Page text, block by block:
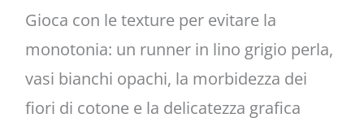
Gioca con le texture per evitare la
monotonia: un runner in lino grigio perla,
vasi bianchi opachi, la morbidezza dei
fiori di cotone e la delicatezza grafica